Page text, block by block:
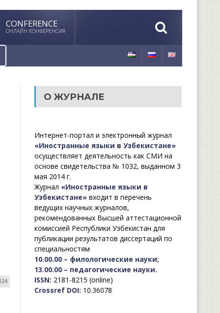
CONFERENCE
ОНЛАЙН КОНФЕРЕНСИЯ
О ЖУРНАЛЕ
Интернет-портал и электронный журнал
«Иностранные языки в Узбекистане»
осуществляет деятельность как СМИ на
основе свидетельства № 1032, выданном 3
мая 2014 г.
Журнал «Иностранные языки в
Узбекистане»входит в перечень
ведущих научных журналов,
рекомендованных Высшей аттестационной
комиссией Республики Узбекистан для
публикации результатов диссертаций по
специальностям
10.00.00 – филологические науки;
13.00.00 – педагогические науки.
ISSN: 2181-8215 (online)
Crossref DOI: 10.36078